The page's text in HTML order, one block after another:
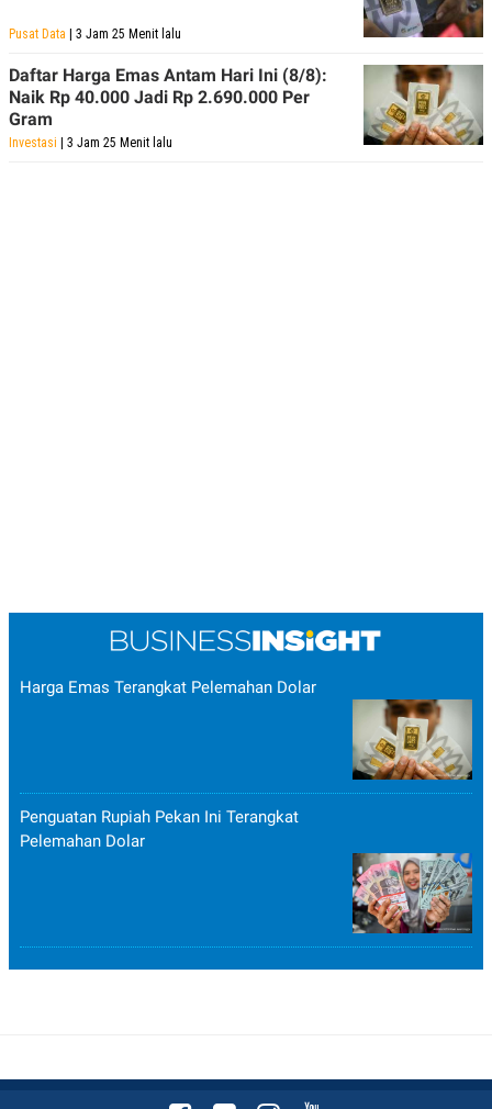
Pusat Data | 3 Jam 25 Menit lalu
Daftar Harga Emas Antam Hari Ini (8/8):
Naik Rp 40.000 Jadi Rp 2.690.000 Per
Gram
Investasi | 3 Jam 25 Menit lalu
Harga Emas Terangkat Pelemahan Dolar
Penguatan Rupiah Pekan Ini Terangkat
Pelemahan Dolar